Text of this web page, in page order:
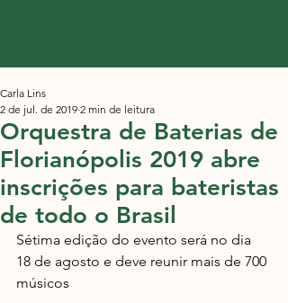
Orquestra de Baterias de
Florianópolis 2019 abre
inscrições para bateristas
de todo o Brasil
Carla Lins
2 de jul. de 2019 2 min de leitura
Sétima edição do evento será no dia
18 de agosto e deve reunir mais de 700
músicos